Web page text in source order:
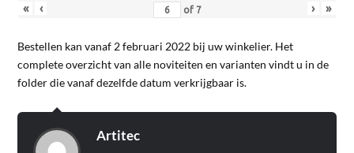
« ‹ of 7 › »
Bestellen kan vanaf 2 februari 2022 bij uw winkelier. Het
complete overzicht van alle noviteiten en varianten vindt u in de
folder die vanaf dezelfde datum verkrijgbaar is.
Artitec